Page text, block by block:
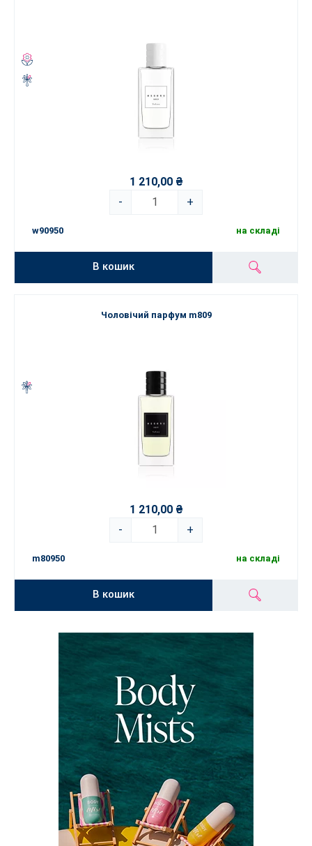
1 210,00 ₴
-
+
w90950 на складі
В кошик
Чоловічий парфум m809
1 210,00 ₴
-
+
m80950 на складі
В кошик